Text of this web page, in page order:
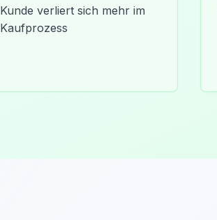
Kunde verliert sich mehr im
Kaufprozess